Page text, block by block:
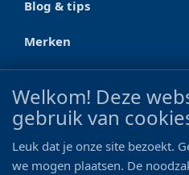
Blog & tips
Merken
Ootmarsumseweg 125a
0546 - 622 990
Welkom! Deze
gebruik van
Leuk dat je onze site bezoekt.
we mogen plaatsen. De